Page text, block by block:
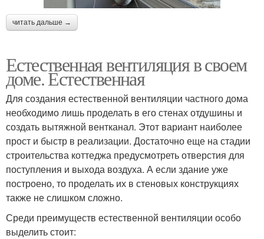
читать дальше →
Естественная вентиляция в своем
доме. Естественная
Для создания естественной вентиляции частного дома
необходимо лишь проделать в его стенах отдушины и
создать вытяжной вентканал. Этот вариант наиболее
прост и быстр в реализации. Достаточно еще на стадии
строительства коттеджа предусмотреть отверстия для
поступления и выхода воздуха. А если здание уже
построено, то проделать их в стеновых конструкциях
также не слишком сложно.
Среди преимуществ естественной вентиляции особо
выделить стоит: